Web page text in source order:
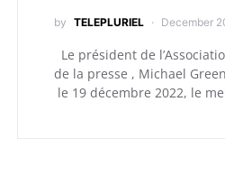
by TELEPLURIEL December
Le président de
de la presse , Michael
le 19 décembre 2022, le